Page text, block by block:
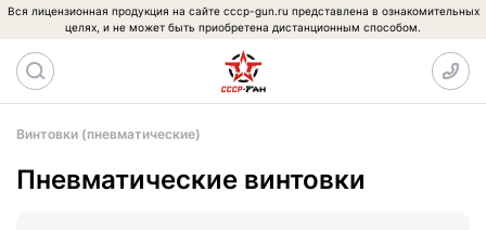
Вся лицензионная продукция на сайте cccp-gun.ru представлена в ознакомительных
целях, и не может быть приобретена дистанционным способом.
Винтовки (пневматические)
Пневматические винтовки